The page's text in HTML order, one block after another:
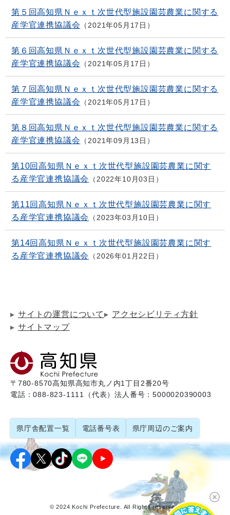
第５回高知県Ｎｅｘｔ次世代型施設園芸農業に関する
産学官連携協議会
2021年05月17日
第６回高知県Ｎｅｘｔ次世代型施設園芸農業に関する
産学官連携協議会
2021年05月17日
第７回高知県Ｎｅｘｔ次世代型施設園芸農業に関する
産学官連携協議会
2021年05月17日
第８回高知県Ｎｅｘｔ次世代型施設園芸農業に関する
産学官連携協議会
2021年09月13日
第10回高知県Ｎｅｘｔ次世代型施設園芸農業に関す
る産学官連携協議会
2022年10月03日
第11回高知県Ｎｅｘｔ次世代型施設園芸農業に関す
る産学官連携協議会
2023年03月10日
第14回高知県Ｎｅｘｔ次世代型施設園芸農業に関す
る産学官連携協議会
2026年01月22日
サイトの運営について
アクセシビリティ方針
サイトマップ
〒780-8570高知県高知市丸ノ内1丁目2番20号
電話：088-823-1111（代表）法人番号：5000020390003
県庁舎配置一覧 電話番号表 県庁周辺のご案内
© 2024 Kochi Prefecture. All Rights reserved.